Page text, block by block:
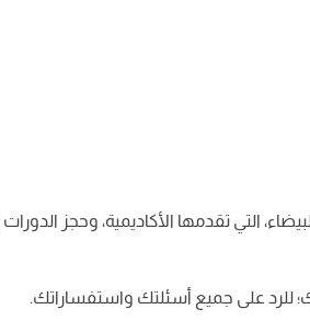
التي تقدمها الأكاديمية، وحجز
للرد على جميع أسئلتك واستفساراتك.